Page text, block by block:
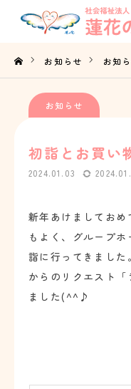
お知らせ お知
お知らせ
初詣とお買い
2024.01.03
新年あけましてお
もよく、グループ
詣に行ってきまし
からのリクエスト「
ました(^^♪
Tel
Access
蓮花の会の想い
法人概要
採用情報
お問い合わせ